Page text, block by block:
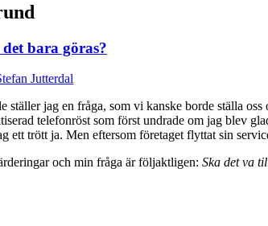
bara göras?
Jutterdal
ställer jag en fråga, som vi kanske borde ställa
telefonröst som först undrade om jag blev
ett trött ja. Men eftersom företaget flyttat sin
och min fråga är följaktligen: Ska det va